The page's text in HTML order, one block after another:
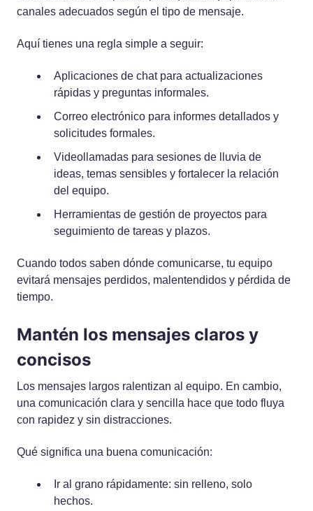
canales adecuados según el tipo de mensaje.
Aquí tienes una regla simple a seguir:
Aplicaciones de chat para actualizaciones
rápidas y preguntas informales.
Correo electrónico para informes detallados y
solicitudes formales.
Videollamadas para sesiones de lluvia de
ideas, temas sensibles y fortalecer la relación
del equipo.
Herramientas de gestión de proyectos para
seguimiento de tareas y plazos.
Cuando todos saben dónde comunicarse, tu equipo
evitará mensajes perdidos, malentendidos y pérdida de
tiempo.
Mantén los mensajes claros y
concisos
Los mensajes largos ralentizan al equipo. En cambio,
una comunicación clara y sencilla hace que todo fluya
con rapidez y sin distracciones.
Qué significa una buena comunicación:
Ir al grano rápidamente: sin relleno, solo
hechos.